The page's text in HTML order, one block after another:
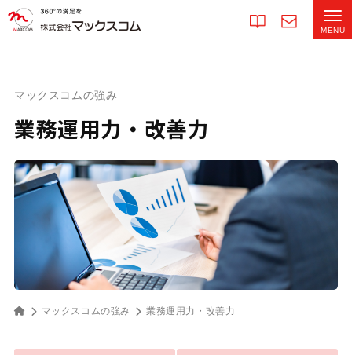
マックスコムの強み
業務運用力・改善力
マックスコムの強み 業務運用力・改善力